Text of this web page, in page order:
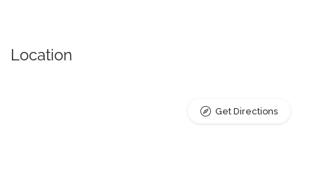
Location
Get Directions